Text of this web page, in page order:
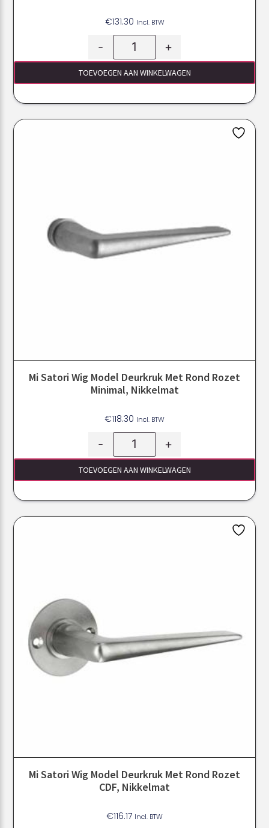
€131.30 Incl. BTW
- +
TOEVOEGEN AAN WINKELWAGEN
Mi Satori Wig Model Deurkruk Met Rond Rozet
Minimal, Nikkelmat
€118.30 Incl. BTW
- +
TOEVOEGEN AAN WINKELWAGEN
Mi Satori Wig Model Deurkruk Met Rond Rozet
CDF, Nikkelmat
€116.17 Incl. BTW